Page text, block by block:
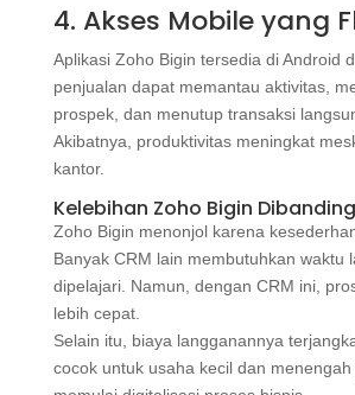
4. Akses Mobile yang
Aplikasi Zoho Bigin tersedia di Android
penjualan dapat memantau aktivitas,
prospek, dan menutup transaksi
Akibatnya, produktivitas meningkat
kantor.
Kelebihan Zoho Bigin
Zoho Bigin menonjol karena
Banyak CRM lain membutuhkan waktu
dipelajari. Namun, dengan CRM ini,
lebih cepat.
Selain itu, biaya langganannya
cocok untuk usaha kecil dan